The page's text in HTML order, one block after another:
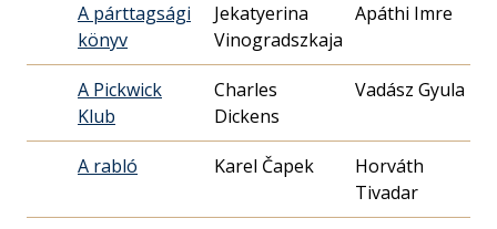
A párttagsági
könyv
Jekatyerina
Vinogradszkaja
Apáthi Imre
A Pickwick
Klub
Charles
Dickens
Vadász Gyula
A rabló Karel Čapek
Horváth
Tivadar